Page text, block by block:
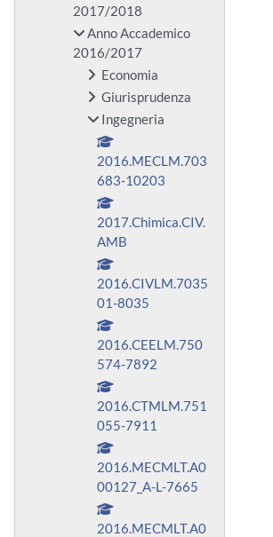
2017/2018
Anno Accademico
2016/2017
Economia
Giurisprudenza
Ingegneria
2016.MECLM.703
683-10203
2017.Chimica.CIV.
AMB
2016.CIVLM.7035
01-8035
2016.CEELM.750
574-7892
2016.CTMLM.751
055-7911
2016.MECMLT.A0
00127_A-L-7665
2016.MECMLT.A0